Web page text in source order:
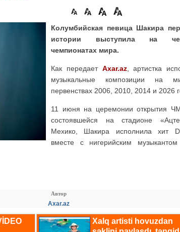
Колумбийская певица Шакира
истории выступила на
чемпионатах мира.
Как передает Axar.az, артистка
музыкальные композиции на
первенствах 2006, 2010, 2014 и 2026
11 июня на церемонии открытия
состоявшейся на стадионе
Мехико, Шакира исполнила хит
вместе с нигерийским
Автор
Axar.az